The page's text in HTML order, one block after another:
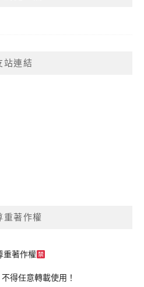
站連結
重著作權
重著作權
得任意轉載使用！